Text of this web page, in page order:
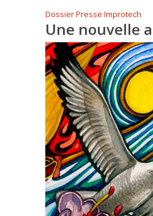
Dossier Presse Improtech
Une nouvelle